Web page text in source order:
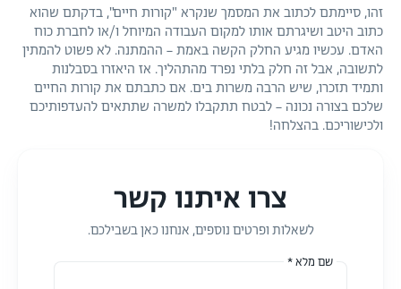
זהו, סיימתם לכתוב את המסמך שנקרא "קורות חיים", בדקתם שהוא
כתוב היטב ושיגרתם אותו למקום העבודה המיוחל ו/או לחברת כוח
האדם. עכשיו מגיע החלק הקשה באמת – ההמתנה. לא פשוט להמתין
לתשובה, אבל זה חלק בלתי נפרד מהתהליך. אז היאזרו בסבלנות
ותמיד תזכרו, שיש הרבה משרות בים. אם כתבתם את קורות החיים
שלכם בצורה נכונה – לבטח תתקבלו למשרה שתתאים להעדפותיכם
ולכישוריכם. בהצלחה!
צרו איתנו קשר
לשאלות ופרטים נוספים, אנחנו כאן בשבילכם.
שם מלא *